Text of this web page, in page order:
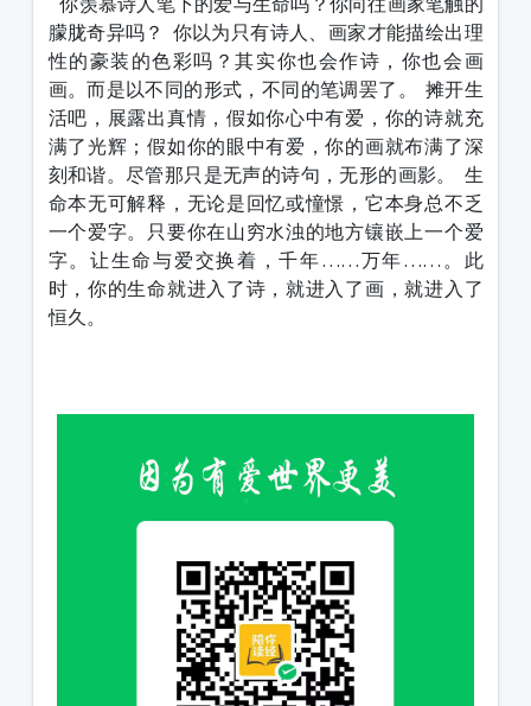
朦胧奇异吗？ 你以为只有诗人、画家才能描绘出理
性的豪装的色彩吗？其实你也会作诗，你也会画
画。而是以不同的形式，不同的笔调罢了。
摊开生
活吧，展露出真情，假如你心中有爱，你的诗就充
满了光辉；假如你的眼中有爱，你的画就布满了深
刻和谐。尽管那只是无声的诗句，无形的画影。
生
命本无可解释，无论是回忆或憧憬，它本身总不乏
一个爱字。只要你在山穷水浊的地方镶嵌上一个爱
字。让生命与爱交换着，千年……万年……。此
时，你的生命就进入了诗，就进入了画，就进入了
恒久。